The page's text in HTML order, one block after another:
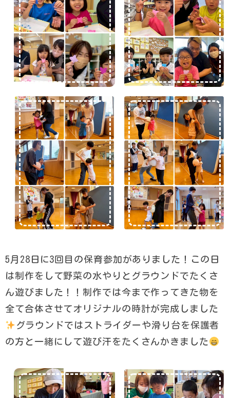
5月28日に3回目の保育参加がありました！この日
は制作をして野菜の水やりとグラウンドでたくさ
ん遊びました！！制作では今まで作ってきた物を
全て合体させてオリジナルの時計が完成しました
グラウンドではストライダーや滑り台を保護者
の方と一緒にして遊び汗をたくさんかきました